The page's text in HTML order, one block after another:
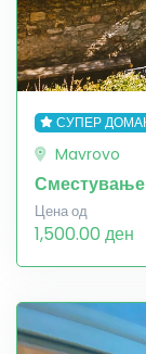
СУПЕР
Mavrovo
Сместување
Цена од
1,500.00 ден